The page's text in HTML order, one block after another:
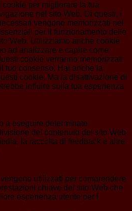
per migliorare la tua
nel sito Web. Di questi, i
vengono memorizzati nel
per il funzionamento delle
Web. Utilizziamo anche cookie
ad analizzare e capire come
cookie verranno memorizzati
tuo consenso. Hai anche la
cookie. Ma la disattivazione di
influire sulla tua esperienza
a eseguire determinate
del contenuto del sito Web
la raccolta di feedback e altre
utilizzati per comprendere
chiave del sito Web che
esperienza utente per i